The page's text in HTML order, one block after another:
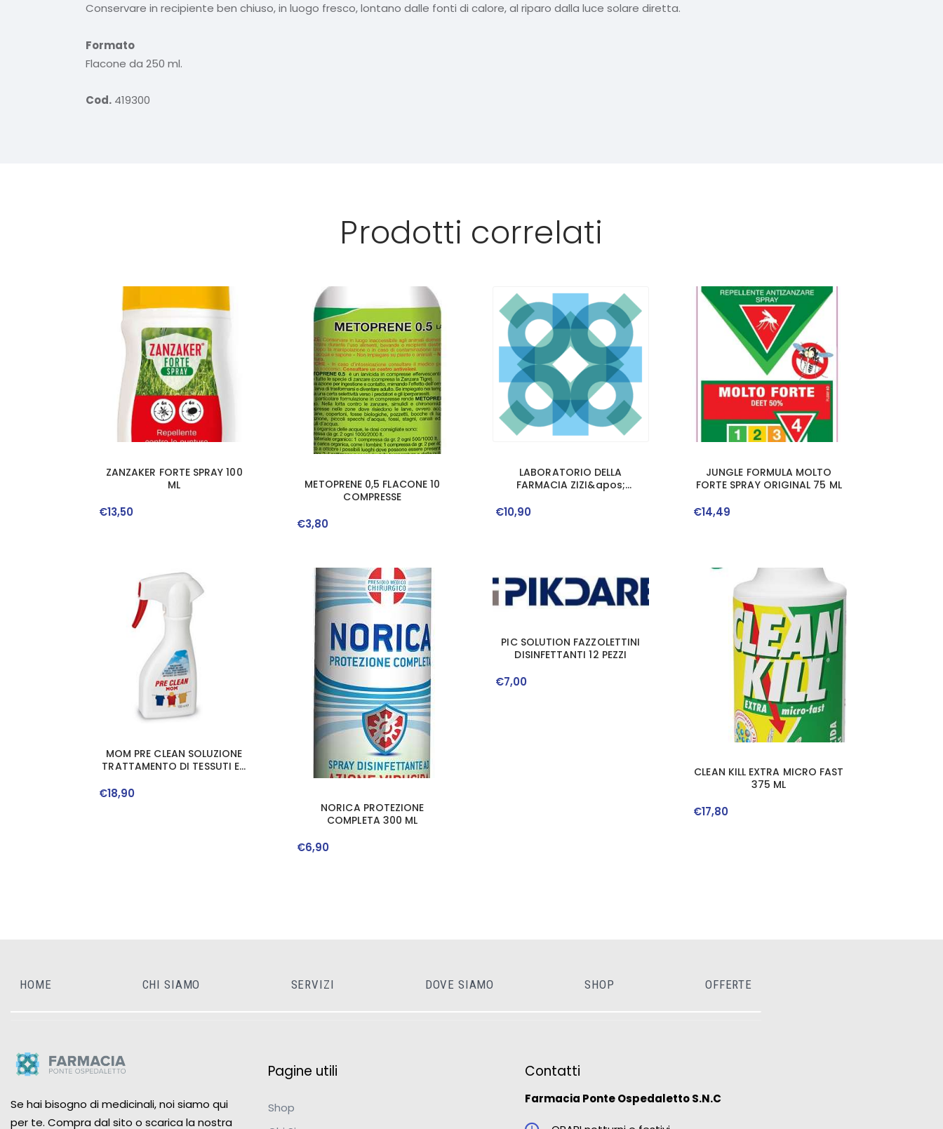
Conservare in recipiente ben chiuso, in luogo fresco, lontano dalle fonti di calore, al riparo dalla luce solare diretta.
Formato
Flacone da 250 ml.
Cod. 419300
Prodotti correlati
ZANZAKER FORTE SPRAY 100
ML
€13,50
METOPRENE 0,5 FLACONE 10
COMPRESSE
€3,80
LABORATORIO DELLA
FARMACIA ZIZI&apos;
€10,90
JUNGLE FORMULA MOLTO
FORTE SPRAY ORIGINAL 75 ML
€14,49
MOM PRE CLEAN SOLUZIONE
TRATTAMENTO DI TESSUTI ED
PIDOCCHI 150 ML
€18,90
NORICA PROTEZIONE
COMPLETA 300 ML
€6,90
PIC SOLUTION FAZZOLETTINI
DISINFETTANTI 12 PEZZI
€7,00
CLEAN KILL EXTRA MICRO FAST
375 ML
€17,80
HOME CHI SIAMO SERVIZI DOVE SIAMO SHOP OFFERTE
Se hai bisogno di medicinali, noi siamo qui
per te. Compra dal sito o scarica la nostra
Pagine utili
Shop
Contatti
Farmacia Ponte Ospedaletto S.N.C